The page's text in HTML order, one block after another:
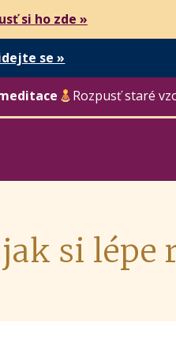
si ho zde »
se »
Rozpusť staré
si lépe